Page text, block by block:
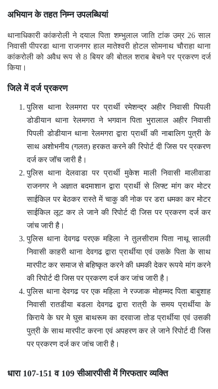
अभियान के तहत निम्न उपलब्धियां
थानाधिकारी कांकरोली ने दयाल पिता शम्भुलाल जाति टांक उम्र 26 साल
निवासी पीपरडा थाना राजनगर हाल मातेश्वरी होटल सोमनाथ चौराहा थाना
कांकरोली को अवैध रूप से 8 बियर की बोतल शराब बेचने पर प्रकरण दर्ज
किया।
जिले में दर्ज प्रकरण
पुलिस थाना रेलमगरा पर प्रार्थी रमेशन्द्र अहीर निवासी पिपली
डोडीयान थाना रेलमगरा ने भगवान पिता भुरालाल अहीर निवासी
पिपली डोडीयान थाना रेलमगरा द्वारा प्रार्थी की नाबालिग पुत्री के
साथ अशोभनीय (गलत) हरकत करने की रिपोर्ट दी जिस पर प्रकरण
दर्ज कर जॉच जारी है।
पुलिस थाना देलवाडा पर प्रार्थी मुकेश माली निवासी मालीवाडा
राजनगर ने अज्ञात बदमाशान द्वारा प्रार्थी से लिफ्ट मांग कर मोटर
साईकिल पर बेठकर रास्ते में चाकु की नोक पर डरा धमका कर मोटर
साईकिल लूट कर ले जाने की रिपोर्ट दी जिस पर प्रकरण दर्ज कर
जांच जारी है।
पुलिस थाना देवगढ परएक महिला ने तुलसीराम पिता नाथू सालवी
निवासी काहरी थाना देवगढ द्वारा प्रार्थीया एवं उसके पिता के साथ
मारपीट कर समाज से बहिष्कृत करने की धमकी देकर रूपये मांग करने
की रिपोर्ट दी जिस पर प्रकरण दर्ज कर जांच जारी है।
पुलिस थाना देवगढ पर एक महिला ने रज्जाक मोहम्मद पिता बाबुशाह
निवासी रातडीया बडला देवगढ द्वारा रात्री के समय प्रार्थीया के
किराये के घर मे घुस बाथरूम का दरवाजा तोड प्रार्थीया एवं उसकी
पुत्री के साथ मारपीट करना एवं अपहरण कर ले जाने रिपोर्ट दी जिस
पर प्रकरण दर्ज कर जांच जारी है।
धारा 107-151 व 109 सीआरपीसी में गिरफतार व्यक्ति